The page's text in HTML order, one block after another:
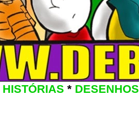
HISTÓRIAS * DESENHOS